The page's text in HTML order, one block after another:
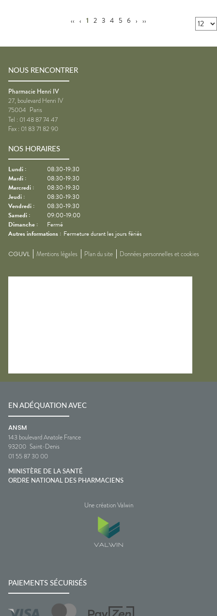
‹‹ ‹ 1 2 3 4 5 6 › ››
NOUS RENCONTRER
Pharmacie Henri IV
27, boulevard Henri IV
75004 Paris
Tel : 01 48 87 74 47
Fax : 01 83 71 82 90
NOS HORAIRES
Lundi :
08:30-19:30
Mardi :
08:30-19:30
Mercredi :
08:30-19:30
Jeudi :
08:30-19:30
Vendredi :
08:30-19:30
Samedi :
09:00-19:00
Dimanche :
Fermé
Autres informations : Fermeture durant les jours fériés
CGUVL Mentions légales Plan du site Données personnelles et cookies
EN ADÉQUATION AVEC
ANSM
143 boulevard Anatole France
93200 Saint-Denis
01 55 87 30 00
MINISTÈRE DE LA SANTÉ
ORDRE NATIONAL DES PHARMACIENS
Une création Valwin
PAIEMENTS SÉCURISÉS